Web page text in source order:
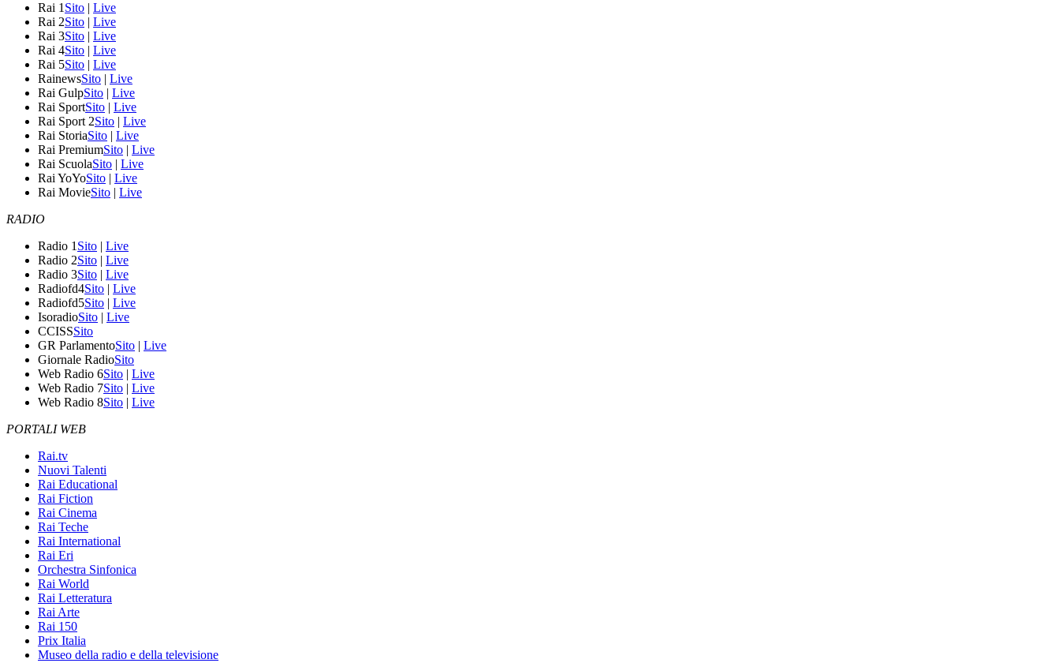
Rai 1 Sito | Live
Rai 2Sito | Live
Rai 3Sito | Live
Rai 4Sito | Live
Rai 5Sito | Live
RainewsSito | Live
Rai GulpSito | Live
Rai SportSito | Live
Rai Sport 2Sito | Live
Rai StoriaSito | Live
Rai PremiumSito | Live
Rai ScuolaSito | Live
Rai YoYoSito | Live
Rai MovieSito | Live
RADIO
Radio 1 Sito | Live
Radio 2Sito | Live
Radio 3Sito | Live
Radiofd4Sito | Live
Radiofd5Sito | Live
IsoradioSito | Live
CCISSSito
GR ParlamentoSito | Live
Giornale RadioSito
Web Radio 6Sito | Live
Web Radio 7Sito | Live
Web Radio 8Sito | Live
PORTALI WEB
Rai.tv
Nuovi Talenti
Rai Educational
Rai Fiction
Rai Cinema
Rai Teche
Rai International
Rai Eri
Orchestra Sinfonica
Rai World
Rai Letteratura
Rai Arte
Rai 150
Prix Italia
Museo della radio e della televisione